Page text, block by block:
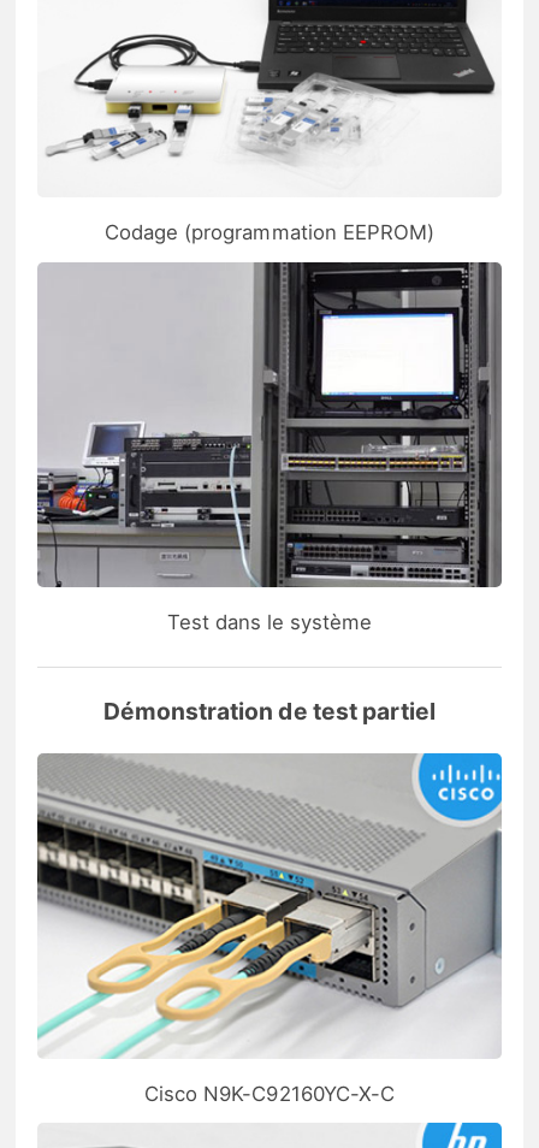
Codage (programmation EEPROM)
Test dans le système
Démonstration de test partiel
Cisco N9K-C92160YC-X-C